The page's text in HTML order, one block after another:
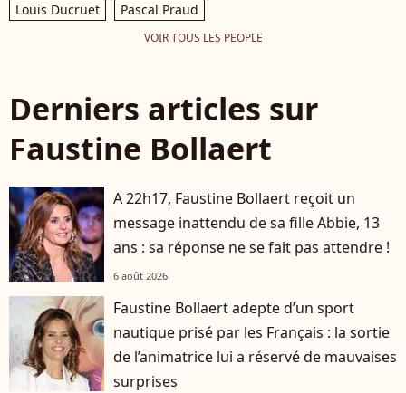
Louis Ducruet
Pascal Praud
VOIR TOUS LES PEOPLE
Derniers articles sur
Faustine Bollaert
A 22h17, Faustine Bollaert reçoit un
message inattendu de sa fille Abbie, 13
ans : sa réponse ne se fait pas attendre !
6 août 2026
Faustine Bollaert adepte d’un sport
nautique prisé par les Français : la sortie
de l’animatrice lui a réservé de mauvaises
surprises